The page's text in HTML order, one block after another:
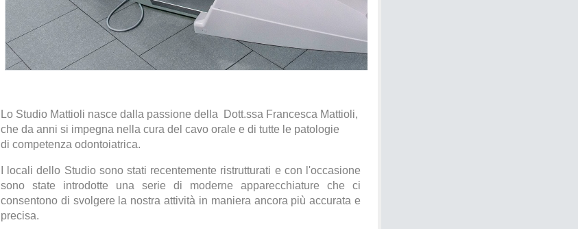
Lo Studio Mattioli nasce dalla passione della Dott.ssa Francesca Mattioli,
che da anni si impegna nella cura del cavo orale e di tutte le patologie
di competenza odontoiatrica.
I locali dello Studio sono stati recentemente ristrutturati e con l'occasione
sono state introdotte una serie di moderne apparecchiature che ci
consentono di svolgere la nostra attività in maniera ancora più accurata e
precisa.